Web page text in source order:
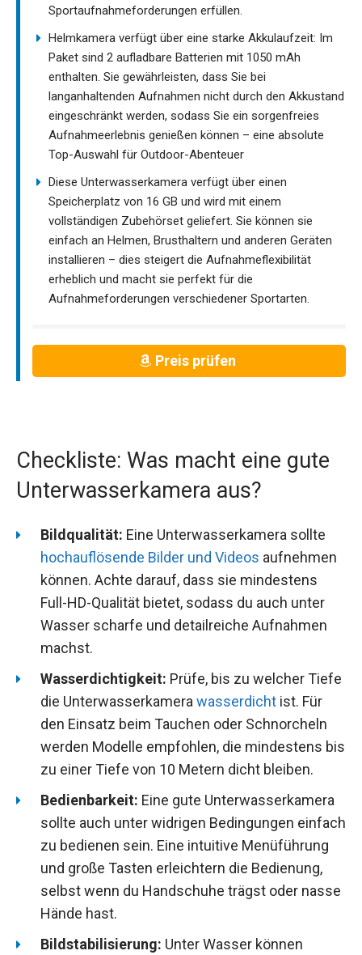
Sportaufnahmeforderungen erfüllen.
Helmkamera verfügt über eine starke Akkulaufzeit: Im
Paket sind 2 aufladbare Batterien mit 1050 mAh
enthalten. Sie gewährleisten, dass Sie bei
langanhaltenden Aufnahmen nicht durch den Akkustand
eingeschränkt werden, sodass Sie ein sorgenfreies
Aufnahmeerlebnis genießen können – eine absolute
Top-Auswahl für Outdoor-Abenteuer
Diese Unterwasserkamera verfügt über einen
Speicherplatz von 16 GB und wird mit einem
vollständigen Zubehörset geliefert. Sie können sie
einfach an Helmen, Brusthaltern und anderen Geräten
installieren – dies steigert die Aufnahmeflexibilität
erheblich und macht sie perfekt für die
Aufnahmeforderungen verschiedener Sportarten.
Preis prüfen
Checkliste: Was macht eine gute
Unterwasserkamera aus?
Bildqualität: Eine Unterwasserkamera sollte
hochauflösende Bilder und Videos aufnehmen
können. Achte darauf, dass sie mindestens
Full-HD-Qualität bietet, sodass du auch unter
Wasser scharfe und detailreiche Aufnahmen
machst.
Wasserdichtigkeit: Prüfe, bis zu welcher Tiefe
die Unterwasserkamera wasserdicht ist. Für
den Einsatz beim Tauchen oder Schnorcheln
werden Modelle empfohlen, die mindestens bis
zu einer Tiefe von 10 Metern dicht bleiben.
Bedienbarkeit: Eine gute Unterwasserkamera
sollte auch unter widrigen Bedingungen einfach
zu bedienen sein. Eine intuitive Menüführung
und große Tasten erleichtern die Bedienung,
selbst wenn du Handschuhe trägst oder nasse
Hände hast.
Bildstabilisierung: Unter Wasser können